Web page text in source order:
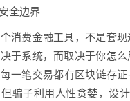
全边界
消费金融工具，不是套
于系统，而取决于你怎
一笔交易都有区块链存
骗子利用人性贪婪，设